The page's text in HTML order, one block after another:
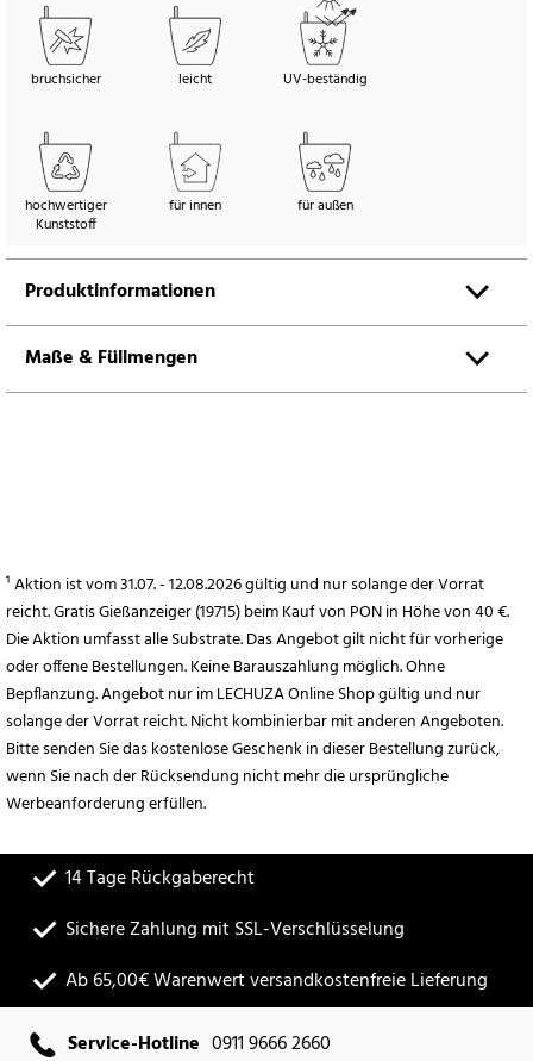
bruchsicher leicht UV-beständig
hochwertiger
Kunststoff
für innen für außen
Produktinformationen
Maße & Füllmengen
¹ Aktion ist vom 31.07. - 12.08.2026 gültig und nur solange der Vorrat
reicht. Gratis Gießanzeiger (19715) beim Kauf von PON in Höhe von 40 €.
Die Aktion umfasst alle Substrate. Das Angebot gilt nicht für vorherige
oder offene Bestellungen. Keine Barauszahlung möglich. Ohne
Bepflanzung. Angebot nur im LECHUZA Online Shop gültig und nur
solange der Vorrat reicht. Nicht kombinierbar mit anderen Angeboten.
Bitte senden Sie das kostenlose Geschenk in dieser Bestellung zurück,
wenn Sie nach der Rücksendung nicht mehr die ursprüngliche
Werbeanforderung erfüllen.
14 Tage Rückgaberecht
Sichere Zahlung mit SSL-Verschlüsselung
Ab 65,00€ Warenwert versandkostenfreie Lieferung
Service-Hotline 0911 9666 2660